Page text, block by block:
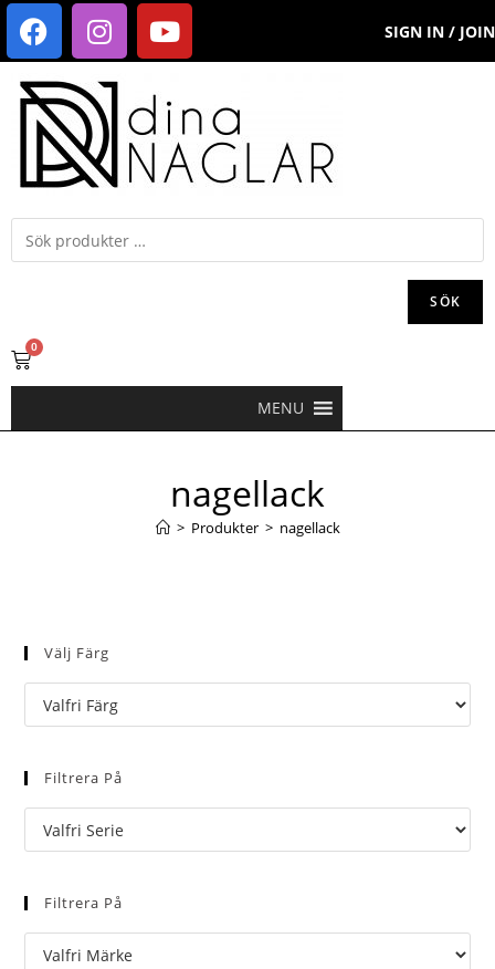
SIGN IN / JOIN
SÖK
0
MENU
nagellack
> Produkter > nagellack
Välj Färg
Filtrera På
Filtrera På